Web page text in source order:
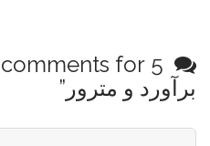
a
v
برآورد و مترور ”